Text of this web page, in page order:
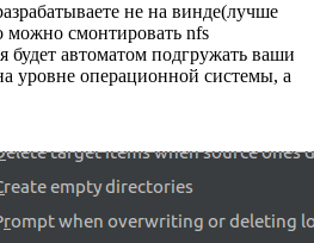
не на винде(лучше
можно смонтировать nfs
будет автоматом подгружать ваши
уровне операционной системы, а